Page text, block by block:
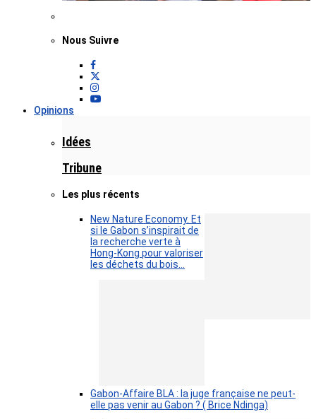
Nous Suivre
Opinions
Idées
Tribune
Les plus récents
New Nature Economy. Et
si le Gabon s’inspirait de
la recherche verte à
Hong-Kong pour valoriser
les déchets du bois…
Gabon-Affaire BLA : la juge française ne peut-
elle pas venir au Gabon ? ( Brice Ndinga)